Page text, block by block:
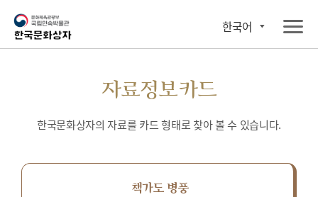
한국어
자료정보카드
한국문화상자의 자료를 카드 형태로 찾아 볼 수 있습니다.
책가도 병풍